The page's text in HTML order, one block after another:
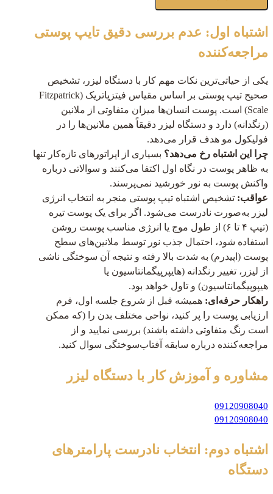
اشتباه اول: عدم بررسی دقیق تایپ پوستی
مراجعه‌کننده
یکی از حیاتی‌ترین نکات مهم کار با دستگاه لیزر، تشخیص
صحیح تیپ پوستی بر اساس مقیاس فیتزپاتریک (Fitzpatrick
Scale) است. پوست انسان‌ها میزان متفاوتی از ملانین
(رنگدانه) دارد و دستگاه لیزر دقیقاً همین ملانین‌ها را در
فولیکول مو هدف قرار می‌دهد.
چرا این اشتباه رخ می‌دهد؟ بسیاری از اپراتورهای تازه‌کار تنها
به ظاهر پوست در نگاه اول اکتفا می‌کنند و سوالاتی درباره
واکنش پوست به نور خورشید نمی‌پرسند.
عواقب: تشخیص اشتباه تیپ پوستی منجر به انتخاب انرژی
لیزر به‌صورت نادرست می‌شود. اگر برای یک پوست تیره
(تیپ ۴ تا ۶) از طول موج یا انرژی مناسب پوست روشن
استفاده شود، احتمال جذب نور توسط ملانین‌های سطح
پوست (اپیدرم) به شدت بالا رفته و نتیجه آن سوختگی ناشی
از لیزر، تغییر رنگدانه (هایپرپیگمانتاسیون یا
هیپوپیگمانتاسیون) و تاول خواهد بود.
راهکار حرفه‌ای: همیشه قبل از شروع جلسه اول، فرم
ارزیابی پوست را پر کنید، نواحی مختلف بدن را (که ممکن
است رنگ متفاوتی داشته باشند) بررسی نمایید و از
مراجعه‌کننده درباره سابقه آفتاب‌سوختگی سوال کنید.
مشاوره و آموزش کار با دستگاه لیزر
09120908040
09120908040
اشتباه دوم: انتخاب نادرست پارامترهای
دستگاه